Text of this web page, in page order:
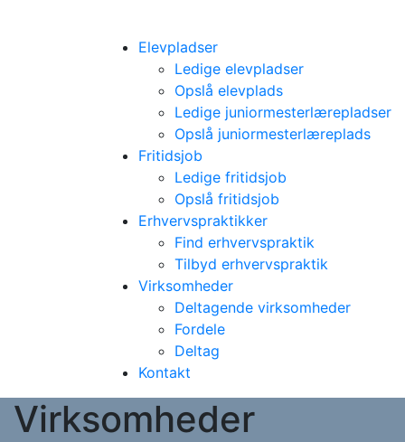
Elevpladser
Ledige elevpladser
Opslå elevplads
Ledige juniormesterlærepladser
Opslå juniormesterlæreplads
Fritidsjob
Ledige fritidsjob
Opslå fritidsjob
Erhvervspraktikker
Find erhvervspraktik
Tilbyd erhvervspraktik
Virksomheder
Deltagende virksomheder
Fordele
Deltag
Kontakt
Virksomheder